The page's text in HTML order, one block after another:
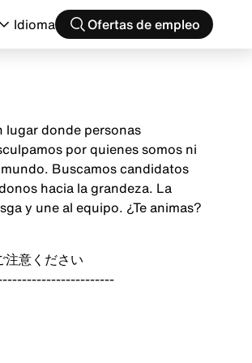
Idioma Ofertas de empleo
lugar donde personas
por quienes somos ni
Buscamos candidatos
hacia la grandeza. La
y une al equipo. ¿Te animas?
意ください